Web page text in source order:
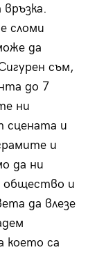
сломи
да
съм,
до 7
ни
сцената и
и
да ни
общество и
да влезе
което са